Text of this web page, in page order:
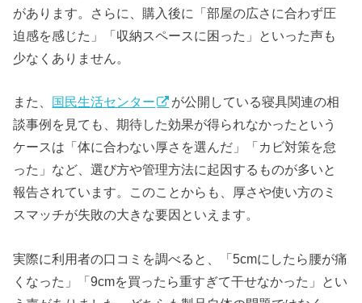
があります。さらに、購入後に「部屋の広さに合わず圧
迫感を感じた」「収納スペースに困った」といった声も
少なくありません。
また、 国民生活センター
が公開している寝具関連の相
談事例を見ても、期待した効果が得られなかったという
ケースは「体に合わない厚さを選んだ」「カビ対策を怠
った」など、選び方や管理方法に起因するものが多いと
報告されています。このことからも、厚さや使い方のミ
スマッチが失敗の大きな要因といえます。
実際に利用者の口コミを調べると、「5cmにしたら腰が痛
くなった」「9cmを買ったら重すぎて干せなかった」とい